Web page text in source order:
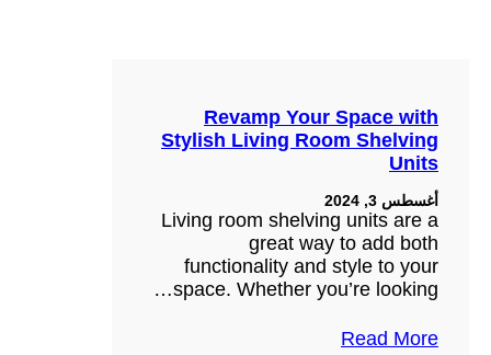
Revamp Your Space with
Stylish Living Room Shelving
Units
أغسطس 3, 2024
Living room shelving units are a
great way to add both
functionality and style to your
space. Whether you’re looking…
Read More